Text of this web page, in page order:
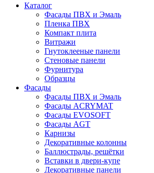
Каталог
Фасады ПВХ и Эмаль
Пленка ПВХ
Компакт плита
Витражи
Гнутоклееные панели
Стеновые панели
Фурнитура
Образцы
Фасады
Фасады ПВХ и Эмаль
Фасады ACRYMAT
Фасады EVOSOFT
Фасады AGT
Карнизы
Декоративные колонны
Баллюстрады, решётки
Вставки в двери-купе
Декоративные панели